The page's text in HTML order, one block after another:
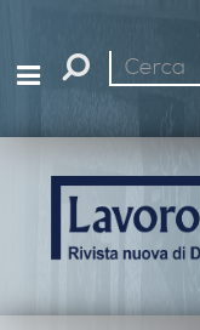
Cerca